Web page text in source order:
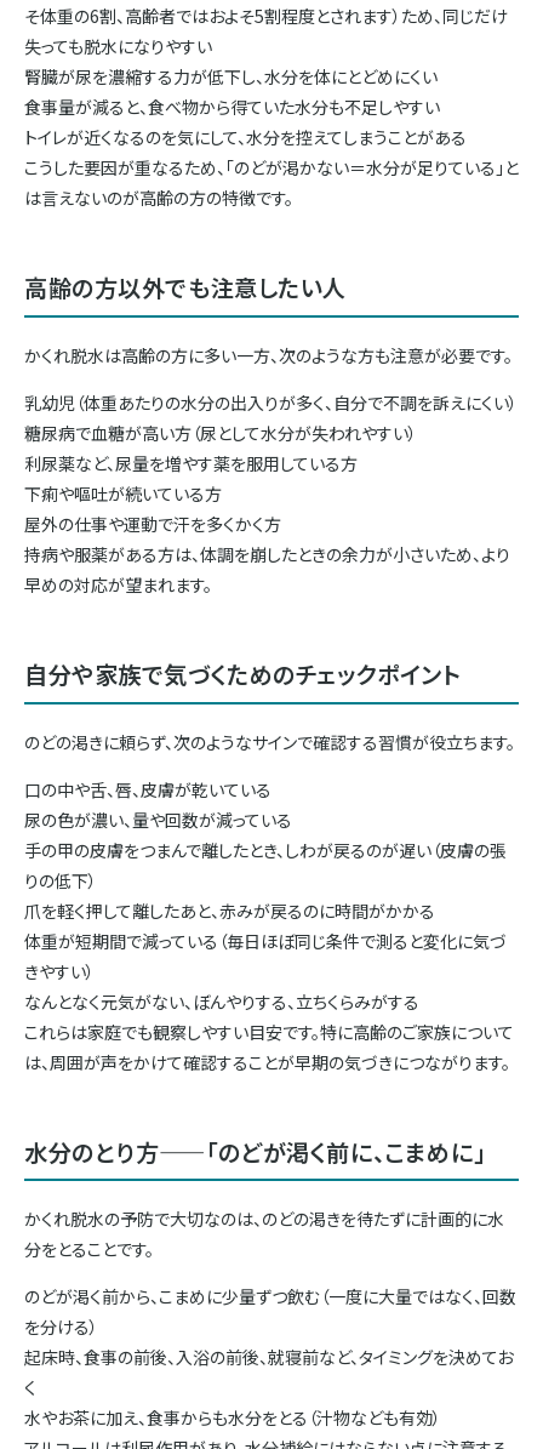
そ体重の6割、高齢者ではおよそ5割程度とされます）ため、同じだけ
失っても脱水になりやすい
腎臓が尿を濃縮する力が低下し、水分を体にとどめにくい
食事量が減ると、食べ物から得ていた水分も不足しやすい
トイレが近くなるのを気にして、水分を控えてしまうことがある
こうした要因が重なるため、「のどが渇かない＝水分が足りている」と
は言えないのが高齢の方の特徴です。
高齢の方以外でも注意したい人
かくれ脱水は高齢の方に多い一方、次のような方も注意が必要です。
乳幼児（体重あたりの水分の出入りが多く、自分で不調を訴えにくい）
糖尿病で血糖が高い方（尿として水分が失われやすい）
利尿薬など、尿量を増やす薬を服用している方
下痢や嘔吐が続いている方
屋外の仕事や運動で汗を多くかく方
持病や服薬がある方は、体調を崩したときの余力が小さいため、より
早めの対応が望まれます。
自分や家族で気づくためのチェックポイント
のどの渇きに頼らず、次のようなサインで確認する習慣が役立ちます。
口の中や舌、唇、皮膚が乾いている
尿の色が濃い、量や回数が減っている
手の甲の皮膚をつまんで離したとき、しわが戻るのが遅い（皮膚の張
りの低下）
爪を軽く押して離したあと、赤みが戻るのに時間がかかる
体重が短期間で減っている（毎日ほぼ同じ条件で測ると変化に気づ
きやすい）
なんとなく元気がない、ぼんやりする、立ちくらみがする
これらは家庭でも観察しやすい目安です。特に高齢のご家族について
は、周囲が声をかけて確認することが早期の気づきにつながります。
水分のとり方——「のどが渇く前に、こまめに」
かくれ脱水の予防で大切なのは、のどの渇きを待たずに計画的に水
分をとることです。
のどが渇く前から、こまめに少量ずつ飲む（一度に大量ではなく、回数
を分ける）
起床時、食事の前後、入浴の前後、就寝前など、タイミングを決めてお
く
水やお茶に加え、食事からも水分をとる（汁物なども有効）